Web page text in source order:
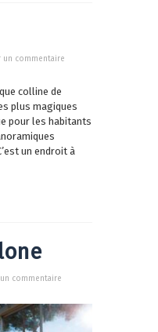
un commentaire
colline de
plus magiques
pour les habitants
un endroit à
un commentaire